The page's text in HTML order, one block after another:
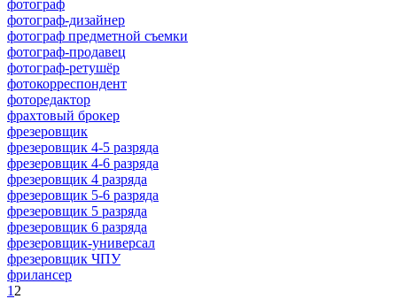
фотограф
фотограф-дизайнер
фотограф предметной съемки
фотограф-продавец
фотограф-ретушёр
фотокорреспондент
фоторедактор
фрахтовый брокер
фрезеровщик
фрезеровщик 4-5 разряда
фрезеровщик 4-6 разряда
фрезеровщик 4 разряда
фрезеровщик 5-6 разряда
фрезеровщик 5 разряда
фрезеровщик 6 разряда
фрезеровщик-универсал
фрезеровщик ЧПУ
фрилансер
1 2